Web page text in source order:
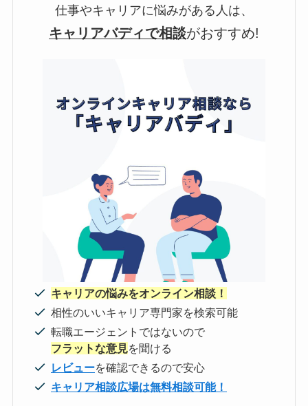
仕事やキャリアに悩みがある人は、
キャリアバディで相談がおすすめ!
キャリアの悩みをオンライン相談！
相性のいいキャリア専門家を検索可能
転職エージェントではないので
フラットな意見を聞ける
レビューを確認できるので安心
キャリア相談広場は無料相談可能！